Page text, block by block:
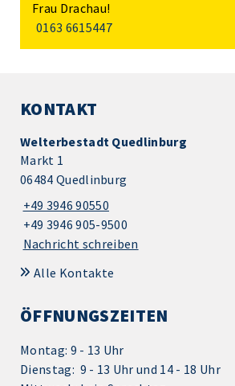
Frau Drachau!
0163 6615447
KONTAKT
Welterbestadt Quedlinburg
Markt 1
06484 Quedlinburg
+49 3946 90550
+49 3946 905-9500
Nachricht schreiben
Alle Kontakte
ÖFFNUNGSZEITEN
Montag: 9 - 13 Uhr
Dienstag: 9 - 13 Uhr und 14 - 18 Uhr